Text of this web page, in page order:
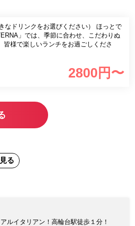
ンクをお選びください） ほっとで
」では、季節に合わせ、こだわりぬ
2800 円〜
る
ルイタリアン！高輪台駅徒歩１分！